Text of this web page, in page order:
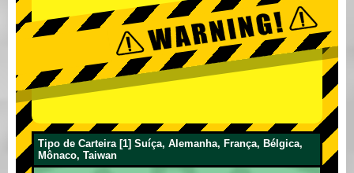
Tipo de Carteira [1] Suíça, Alemanha, França, Bélgica,
Mônaco, Taiwan